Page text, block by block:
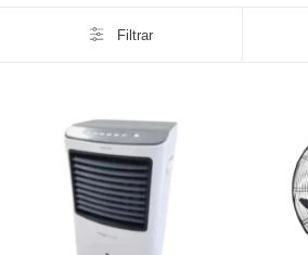
Filtrar